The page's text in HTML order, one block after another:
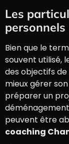
Les
personnels
Bien que le
souvent utilisé,
des objectifs de
mieux gérer
préparer un
peuvent être
coaching